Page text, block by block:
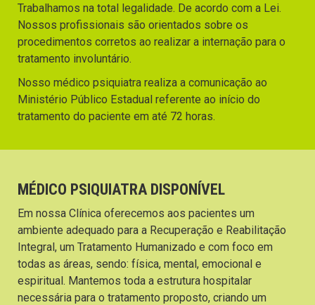
Trabalhamos na total legalidade. De acordo com a Lei.
Nossos profissionais são orientados sobre os
procedimentos corretos ao realizar a internação para o
tratamento involuntário.
Nosso médico psiquiatra realiza a comunicação ao
Ministério Público Estadual referente ao início do
tratamento do paciente em até 72 horas.
MÉDICO PSIQUIATRA DISPONÍVEL
Em nossa Clínica oferecemos aos pacientes um
ambiente adequado para a Recuperação e Reabilitação
Integral, um Tratamento Humanizado e com foco em
todas as áreas, sendo: física, mental, emocional e
espiritual. Mantemos toda a estrutura hospitalar
necessária para o tratamento proposto, criando um